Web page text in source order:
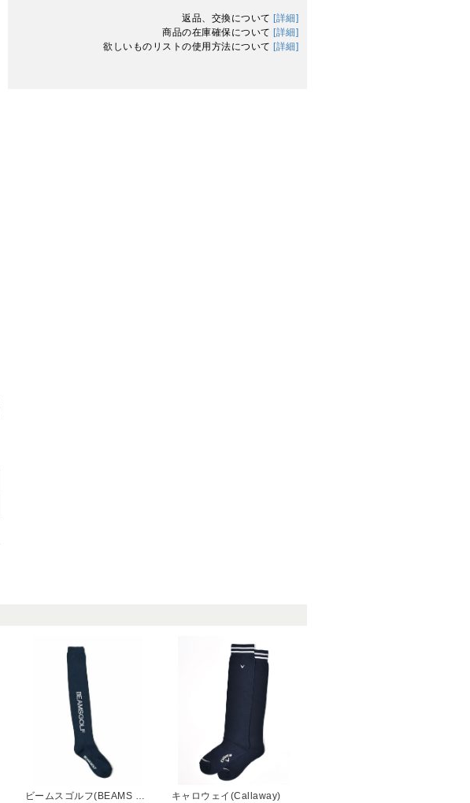
返品、交換について [詳細]
商品の在庫確保について [詳細]
欲しいものリストの使用方法について [詳細]
キャロウェイ(Callaway)